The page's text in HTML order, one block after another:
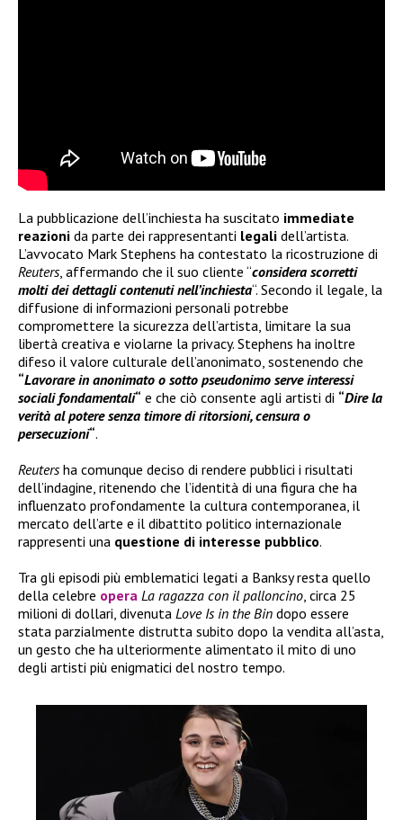
La pubblicazione dell’inchiesta ha suscitato immediate
reazioni da parte dei rappresentanti legali dell’artista.
L’avvocato Mark Stephens ha contestato la ricostruzione di
Reuters, affermando che il suo cliente “considera scorretti
molti dei dettagli contenuti nell’inchiesta“. Secondo il legale, la
diffusione di informazioni personali potrebbe
compromettere la sicurezza dell’artista, limitare la sua
libertà creativa e violarne la privacy. Stephens ha inoltre
difeso il valore culturale dell’anonimato, sostenendo che
“Lavorare in anonimato o sotto pseudonimo serve interessi
sociali fondamentali“ e che ciò consente agli artisti di “Dire la
verità al potere senza timore di ritorsioni, censura o
persecuzioni“.
Reutersha comunque deciso di rendere pubblici i risultati
dell’indagine, ritenendo che l’identità di una figura che ha
influenzato profondamente la cultura contemporanea, il
mercato dell’arte e il dibattito politico internazionale
rappresenti una questione di interesse pubblico.
Tra gli episodi più emblematici legati a Banksy resta quello
della celebre opera La ragazza con il palloncino, circa 25
milioni di dollari, divenuta Love Is in the Bin dopo essere
stata parzialmente distrutta subito dopo la vendita all’asta,
un gesto che ha ulteriormente alimentato il mito di uno
degli artisti più enigmatici del nostro tempo.